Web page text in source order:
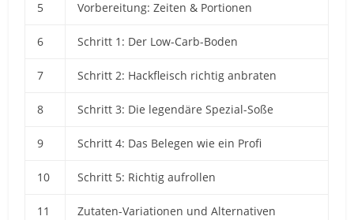
5 Vorbereitung: Zeiten & Portionen
6 Schritt 1: Der Low-Carb-Boden
7 Schritt 2: Hackfleisch richtig anbraten
8 Schritt 3: Die legendäre Spezial-Soße
9 Schritt 4: Das Belegen wie ein Profi
10 Schritt 5: Richtig aufrollen
11 Zutaten-Variationen und Alternativen